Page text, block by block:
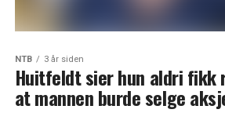
NTB 3 år siden
Huitfeldt sier hun aldri fikk
at mannen burde selge